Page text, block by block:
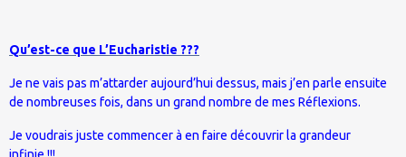
Qu’est-ce que L’Eucharistie ???
Je ne vais pas m’attarder aujourd’hui dessus, mais j’en parle ensuite
de nombreuses fois, dans un grand nombre de mes Réflexions.
Je voudrais juste commencer à en faire découvrir la grandeur
infinie !!!